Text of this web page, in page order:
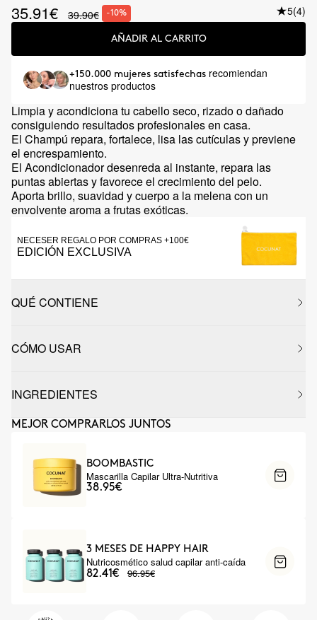
35.91€ 39.90€ -10% 5(4)
AÑADIR AL CARRITO
+150.000 mujeres satisfechas recomiendan
nuestros productos
Limpia y acondiciona tu cabello seco, rizado o dañado
consiguiendo resultados profesionales en casa.
El Champú repara, fortalece, lisa las cutículas y previene
el encrespamiento.
El Acondicionador desenreda al instante, repara las
puntas abiertas y favorece el crecimiento del pelo.
Aporta brillo, suavidad y cuerpo a la melena con un
envolvente aroma a frutas exóticas.
NECESER REGALO POR COMPRAS +100€
EDICIÓN EXCLUSIVA
QUÉ CONTIENE
CÓMO USAR
INGREDIENTES
MEJOR COMPRARLOS JUNTOS
BOOMBASTIC
Mascarilla Capilar Ultra-Nutritiva
38.95€
3 MESES DE HAPPY HAIR
Nutricosmético salud capilar anti-caída
82.41€ 96.95€